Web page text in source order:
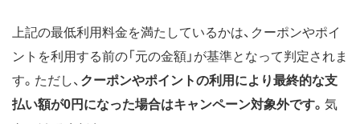
上記の最低利用料金を満たしているかは、クーポンやポイ
ントを利用する前の「元の金額」が基準となって判定されま
す。ただし、 クーポンやポイントの利用により最終的な支
払い額が0円になった場合はキャンペーン対象外です。 気